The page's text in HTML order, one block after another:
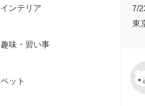
インテリア
趣味・習い事
ペット
7/
東